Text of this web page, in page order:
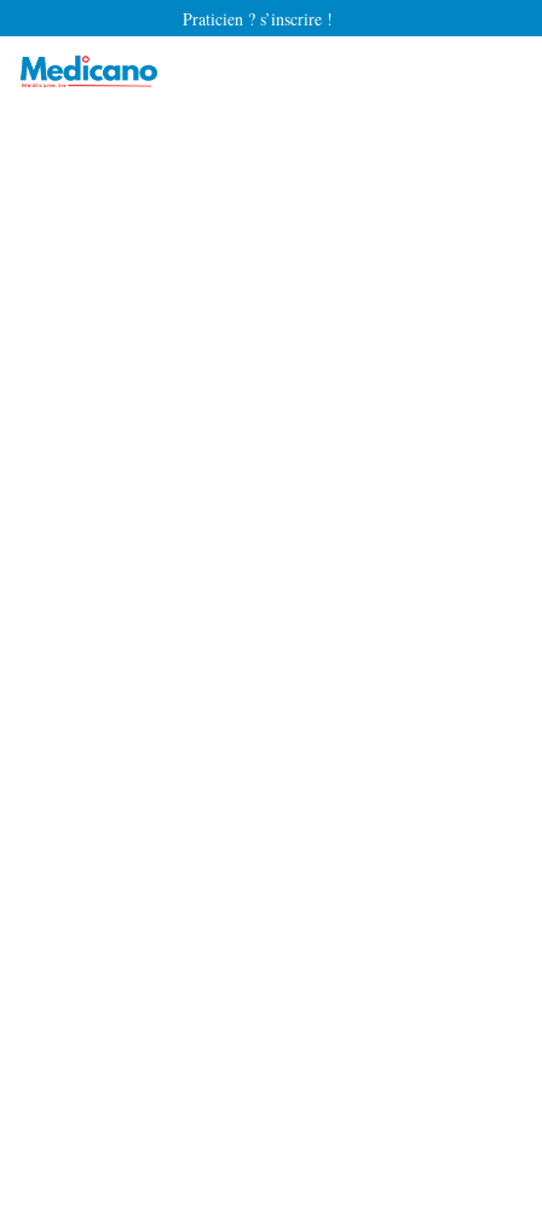
Praticien ? s’inscrire !